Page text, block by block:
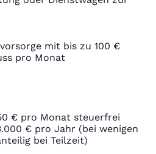
mit bis zu 100 €
pro Monat
€ pro Monat steuerfrei
€ pro Jahr (bei wenigen
bei Teilzeit)